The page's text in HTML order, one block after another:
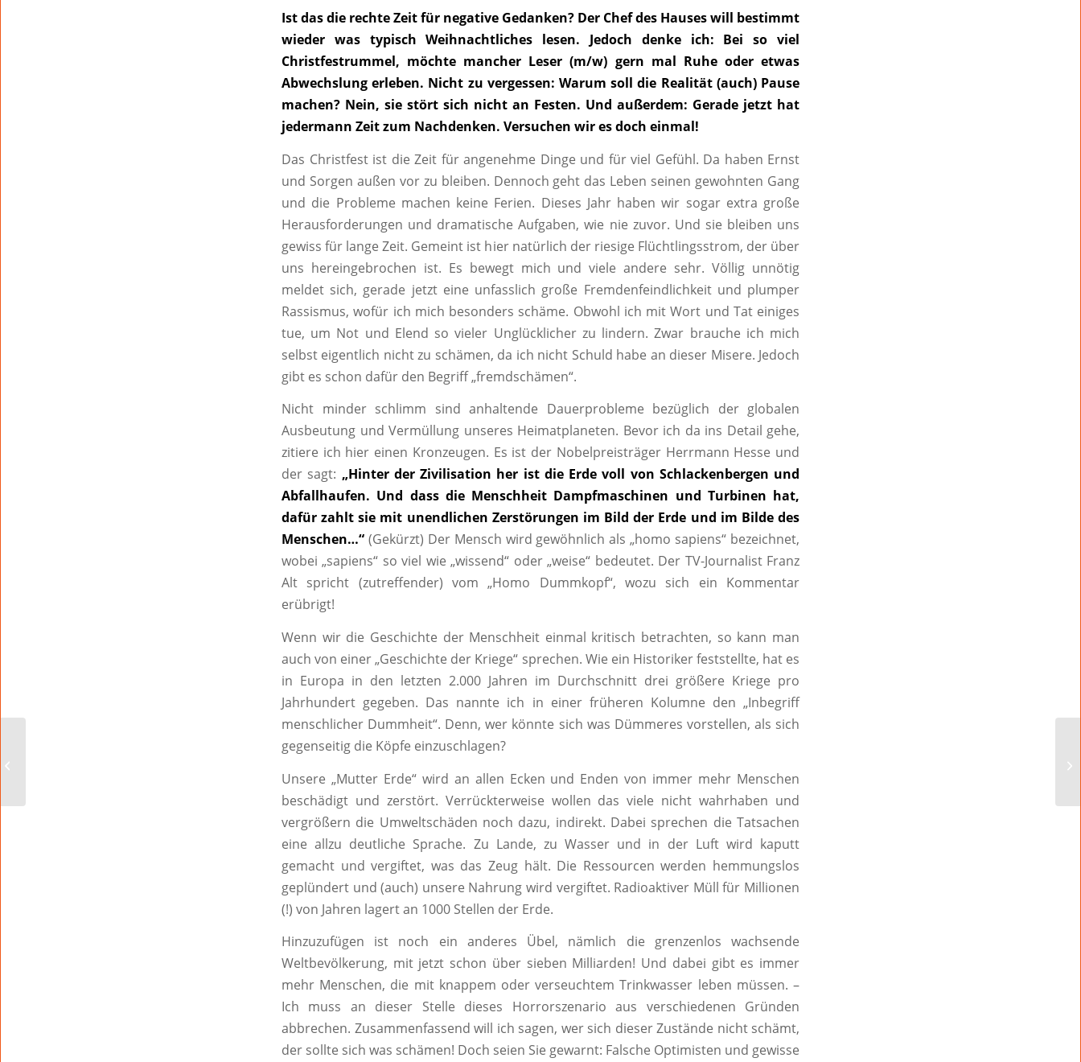
Ist das die rechte Zeit für negative Gedanken? Der Chef des Hauses will bestimmt
wieder was typisch Weihnachtliches lesen. Jedoch denke ich: Bei so viel
Christfestrummel, möchte mancher Leser (m/w) gern mal Ruhe oder etwas
Abwechslung erleben. Nicht zu vergessen: Warum soll die Realität (auch) Pause
machen? Nein, sie stört sich nicht an Festen. Und außerdem: Gerade jetzt hat
jedermann Zeit zum Nachdenken. Versuchen wir es doch einmal!
Das Christfest ist die Zeit für angenehme Dinge und für viel Gefühl. Da haben Ernst
und Sorgen außen vor zu bleiben. Dennoch geht das Leben seinen gewohnten Gang
und die Probleme machen keine Ferien. Dieses Jahr haben wir sogar extra große
Herausforderungen und dramatische Aufgaben, wie nie zuvor. Und sie bleiben uns
gewiss für lange Zeit. Gemeint ist hier natürlich der riesige Flüchtlingsstrom, der über
uns hereingebrochen ist. Es bewegt mich und viele andere sehr. Völlig unnötig
meldet sich, gerade jetzt eine unfasslich große Fremdenfeindlichkeit und plumper
Rassismus, wofür ich mich besonders schäme. Obwohl ich mit Wort und Tat einiges
tue, um Not und Elend so vieler Unglücklicher zu lindern. Zwar brauche ich mich
selbst eigentlich nicht zu schämen, da ich nicht Schuld habe an dieser Misere. Jedoch
gibt es schon dafür den Begriff „fremdschämen“.
Nicht minder schlimm sind anhaltende Dauerprobleme bezüglich der globalen
Ausbeutung und Vermüllung unseres Heimatplaneten. Bevor ich da ins Detail gehe,
zitiere ich hier einen Kronzeugen. Es ist der Nobelpreisträger Herrmann Hesse und
der sagt: „Hinter der Zivilisation her ist die Erde voll von Schlackenbergen und
Abfallhaufen. Und dass die Menschheit Dampfmaschinen und Turbinen hat,
dafür zahlt sie mit unendlichen Zerstörungen im Bild der Erde und im Bilde des
Menschen…“ (Gekürzt) Der Mensch wird gewöhnlich als „homo sapiens“ bezeichnet,
wobei „sapiens“ so viel wie „wissend“ oder „weise“ bedeutet. Der TV-Journalist Franz
Alt spricht (zutreffender) vom „Homo Dummkopf“, wozu sich ein Kommentar
erübrigt!
Wenn wir die Geschichte der Menschheit einmal kritisch betrachten, so kann man
auch von einer „Geschichte der Kriege“ sprechen. Wie ein Historiker feststellte, hat es
in Europa in den letzten 2.000 Jahren im Durchschnitt drei größere Kriege pro
Jahrhundert gegeben. Das nannte ich in einer früheren Kolumne den „Inbegriff
menschlicher Dummheit“. Denn, wer könnte sich was Dümmeres vorstellen, als sich
gegenseitig die Köpfe einzuschlagen?
Unsere „Mutter Erde“ wird an allen Ecken und Enden von immer mehr Menschen
beschädigt und zerstört. Verrückterweise wollen das viele nicht wahrhaben und
vergrößern die Umweltschäden noch dazu, indirekt. Dabei sprechen die Tatsachen
eine allzu deutliche Sprache. Zu Lande, zu Wasser und in der Luft wird kaputt
gemacht und vergiftet, was das Zeug hält. Die Ressourcen werden hemmungslos
geplündert und (auch) unsere Nahrung wird vergiftet. Radioaktiver Müll für Millionen
(!) von Jahren lagert an 1000 Stellen der Erde.
Hinzuzufügen ist noch ein anderes Übel, nämlich die grenzenlos wachsende
Weltbevölkerung, mit jetzt schon über sieben Milliarden! Und dabei gibt es immer
mehr Menschen, die mit knappem oder verseuchtem Trinkwasser leben müssen. –
Ich muss an dieser Stelle dieses Horrorszenario aus verschiedenen Gründen
abbrechen. Zusammenfassend will ich sagen, wer sich dieser Zustände nicht schämt,
der sollte sich was schämen! Doch seien Sie gewarnt: Falsche Optimisten und gewisse